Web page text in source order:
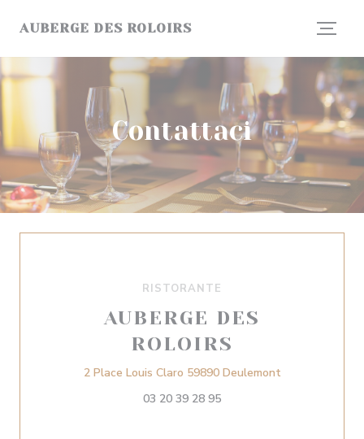
AUBERGE DES ROLOIRS
Contattaci
RISTORANTE
AUBERGE DES
ROLOIRS
2 Place Louis Claro 59890 Deulemont((apre una
03 20 39 28 95